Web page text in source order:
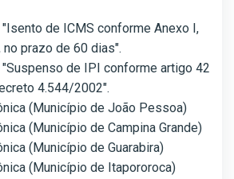
de ICMS conforme Anexo I,
prazo de 60 dias".
de IPI conforme artigo 42
4.544/2002".
(Município de João Pessoa)
(Município de Campina Grande)
(Município de Guarabira)
(Município de Itapororoca)